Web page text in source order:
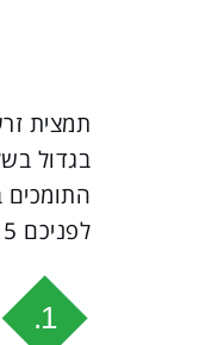
בגדול
לפניכם 5 שימושים חיוניים ופלאים-בריאותיים של ה-GSE שידהימו אתכם!
1.